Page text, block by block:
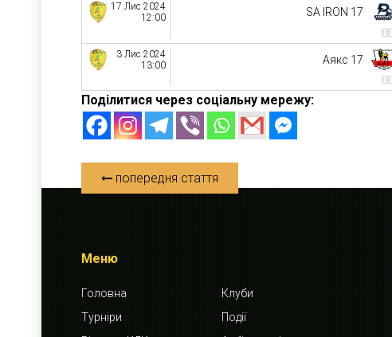
17 Лис 2024
12:00
SA IRON 17
3 Лис 2024
13:00
Аякс 17
Поділитися через соціальну мережу:
попередня стаття
Меню
Головна
Клуби
Турніри
Події